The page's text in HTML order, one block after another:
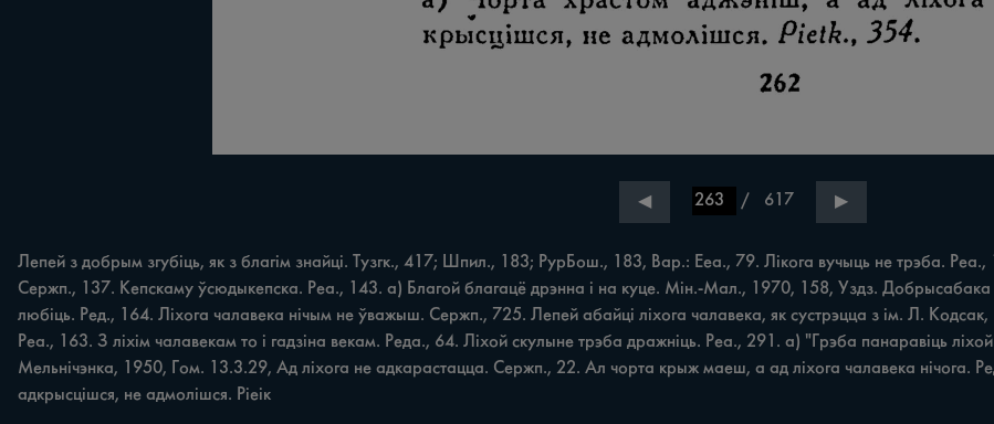
◀ / 617 ▶
Лепей з добрым згубіць, як з благім знайці. Тузгк., 417; Шпил., 183; РурБош., 183, Вар.: Ееа., 79. Лікога вучыць не трэба.
Сержп., 137. Кепскаму ўсюдыкепска. Реа., 143. а) Благой благацё дрэнна і на куце. Мін.-Мал., 1970, 158, Уздз. Добрысабака
любіць. Ред., 164. Ліхога чалавека нічым не ўважыш. Сержп., 725. Лепей абайці ліхога чалавека, як сустрэцца з ім. Л.
Реа., 163. З ліхім чалавекам то і гадзіна векам. Реда., 64. Ліхой скулыне трэба дражніць. Реа., 291. а) "Грэба панаравіць
Мельнічэнка, 1950, Гом. 13.3.29, Ад ліхога не адкарастацца. Сержп., 22. Ал чорта крыж маеш, а ад ліхога чалавека нічога.
адкрысцішся, не адмолішся. Ріеік